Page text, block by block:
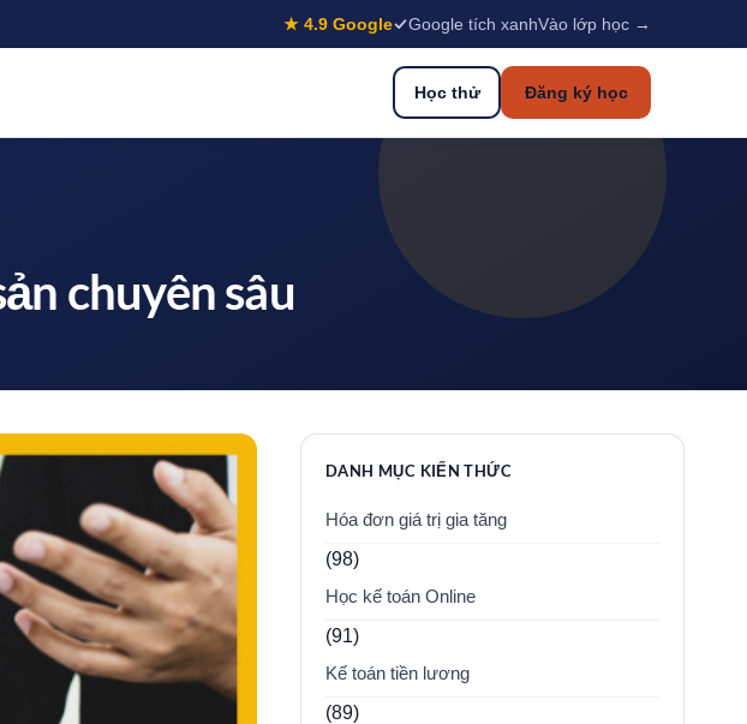
★ 4.9 Google Google tích xanhVào lớp học →
Học thử Đăng ký học
chuyên sâu
DANH MỤC KIẾN THỨC
Hóa đơn giá trị gia tăng
(98)
Học kế toán Online
(91)
Kế toán tiền lương
(89)